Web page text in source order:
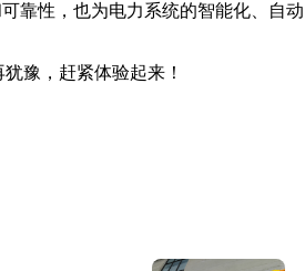
靠性，也为电力系统的智能化、自动
豫，赶紧体验起来！